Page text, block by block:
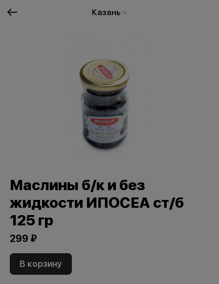
Казань
Маслины б/к и без
жидкости ИПОСЕА ст/б
125 гр
299 ₽
В корзину